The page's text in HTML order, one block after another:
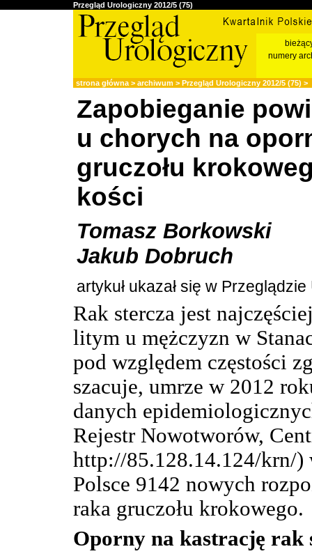
Przegląd Urologiczny 2012/5 (75)
numery
strona główna > archiwum > Przegląd Urologiczny 2012/5 (75) >
Zapobieganie
u chorych na
gruczołu
kości
Tomasz Borkowski
Jakub Dobruch
artykuł ukazał się w
Rak stercza jest
litym u mężczyzn w
pod względem częstości
szacuje, umrze w 2012
danych
Rejestr Nowotworów,
http://85.128.14.124/krn/)
Polsce 9142 nowych
raka gruczołu krokowego.
Oporny na kastrację rak